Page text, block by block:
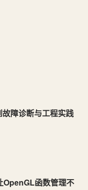
障诊断与工程实践
OpenGL函数管理不